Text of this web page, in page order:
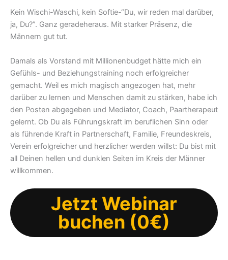
Kein Wischi-Waschi, kein Softie-“Du, wir reden mal darüber,
ja, Du?”. Ganz geradeheraus. Mit starker Präsenz, die
Männern gut tut.
Damals als Vorstand mit Millionenbudget hätte mich ein
Gefühls- und Beziehungstraining noch erfolgreicher
gemacht. Weil es mich magisch angezogen hat, mehr
darüber zu lernen und Menschen damit zu stärken, habe ich
den Posten abgegeben und Mediator, Coach, Paartherapeut
gelernt. Ob Du als Führungskraft im beruflichen Sinn oder
als führende Kraft in Partnerschaft, Familie, Freundeskreis,
Verein erfolgreicher und herzlicher werden willst: Du bist mit
all Deinen hellen und dunklen Seiten im Kreis der Männer
willkommen.
Jetzt Webinar
buchen (0€)